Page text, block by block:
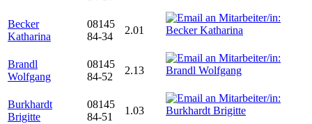
Becker
Katharina
08145
84-34
2.01
Brandl
Wolfgang
08145
84-52
2.13
Burkhardt
Brigitte
08145
84-51
1.03